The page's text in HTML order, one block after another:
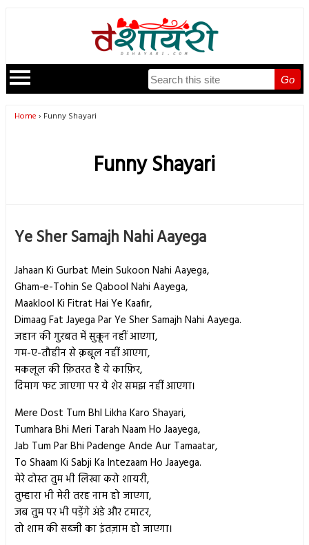
Go
Home Funny Shayari
Funny Shayari
Ye Sher Samajh Nahi Aayega
Jahaan Ki Gurbat Mein Sukoon Nahi Aayega,
Gham-e-Tohin Se Qabool Nahi Aayega,
Maaklool Ki Fitrat Hai Ye Kaafir,
Dimaag Fat Jayega Par Ye Sher Samajh Nahi Aayega.
जहान की गुरबत में सुकून नहीं आएगा,
गम-ए-तौहीन से क़बूल नहीं आएगा,
मकलूल की फ़ितरत है ये काफ़िर,
दिमाग फट जाएगा पर ये शेर समझ नहीं आएगा।
Mere Dost Tum BhI Likha Karo Shayari,
Tumhara Bhi Meri Tarah Naam Ho Jaayega,
​Jab Tum Par Bhi Padenge Ande Aur Tamaatar,
​​​To Shaam Ki Sabji Ka Intezaam Ho Jaayega.
मेरे दोस्त तुम भी लिखा करो शायरी,
तुम्हारा भी मेरी तरह नाम हो जाएगा,
जब तुम पर भी पड़ेंगे अंडे और टमाटर,
​तो शाम की सब्जी का इंतज़ाम हो जाएगा।